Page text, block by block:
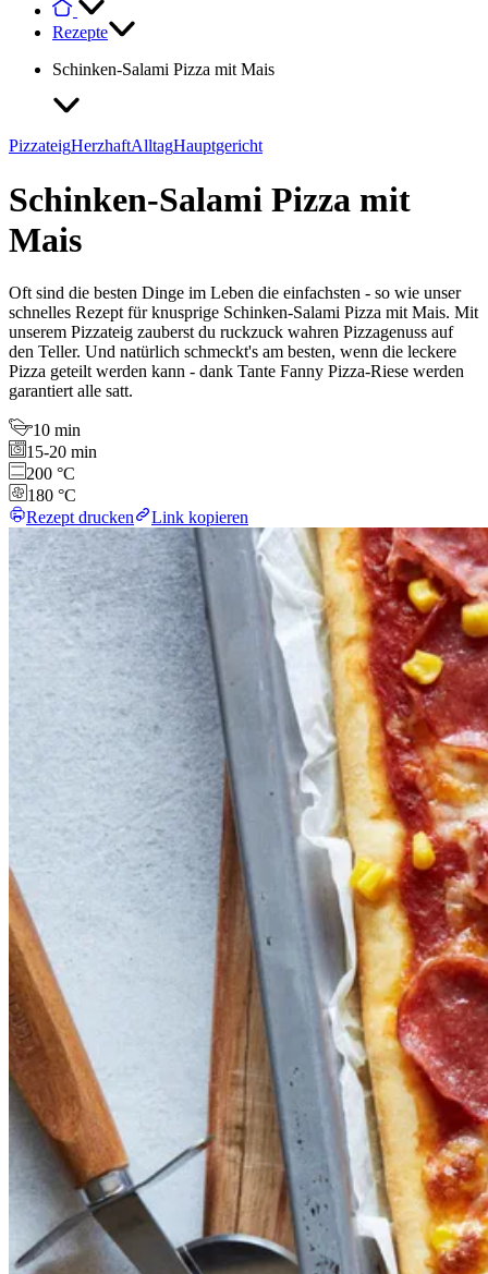
Rezepte
Schinken-Salami Pizza mit Mais
PizzateigHerzhaftAlltagHauptgericht
Schinken-Salami Pizza mit
Mais
Oft sind die besten Dinge im Leben die einfachsten - so wie unser
schnelles Rezept für knusprige Schinken-Salami Pizza mit Mais. Mit
unserem Pizzateig zauberst du ruckzuck wahren Pizzagenuss auf
den Teller. Und natürlich schmeckt's am besten, wenn die leckere
Pizza geteilt werden kann - dank Tante Fanny Pizza-Riese werden
garantiert alle satt.
10 min
15-20 min
200 °C
180 °C
Rezept drucken
Link kopieren